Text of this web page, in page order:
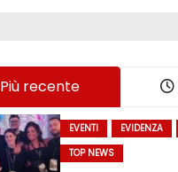
Più recente
EVENTI EVIDENZA
TOP NEWS